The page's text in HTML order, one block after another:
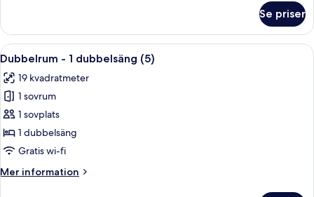
-
enkelsäng
Se priser
Öppna
alla
foton
för
Dubbelrum
-
1
(5)
Dubbelrum - 1 dubbelsäng (5) |
6
Dubbelrum - 1 dubbelsäng (5)
19 kvadratmeter
1 sovrum
1 sovplats
1 dubbelsäng
Gratis wi-fi
Mer information
Mer